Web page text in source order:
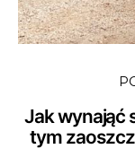
Jak wynająć
tym